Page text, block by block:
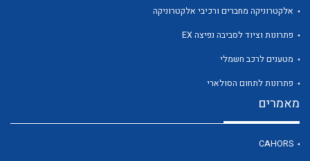
לכל מוצרי היצרן
לכל מוצרי היצרן
אלקטרוניקה מחברים ורכיבי אלקטרוניקה
פתרונות וציוד לסביבה נפיצה EX
מטענים לרכב חשמלי
פתרונות לתחום הסולארי
מאמרים
CAHORS